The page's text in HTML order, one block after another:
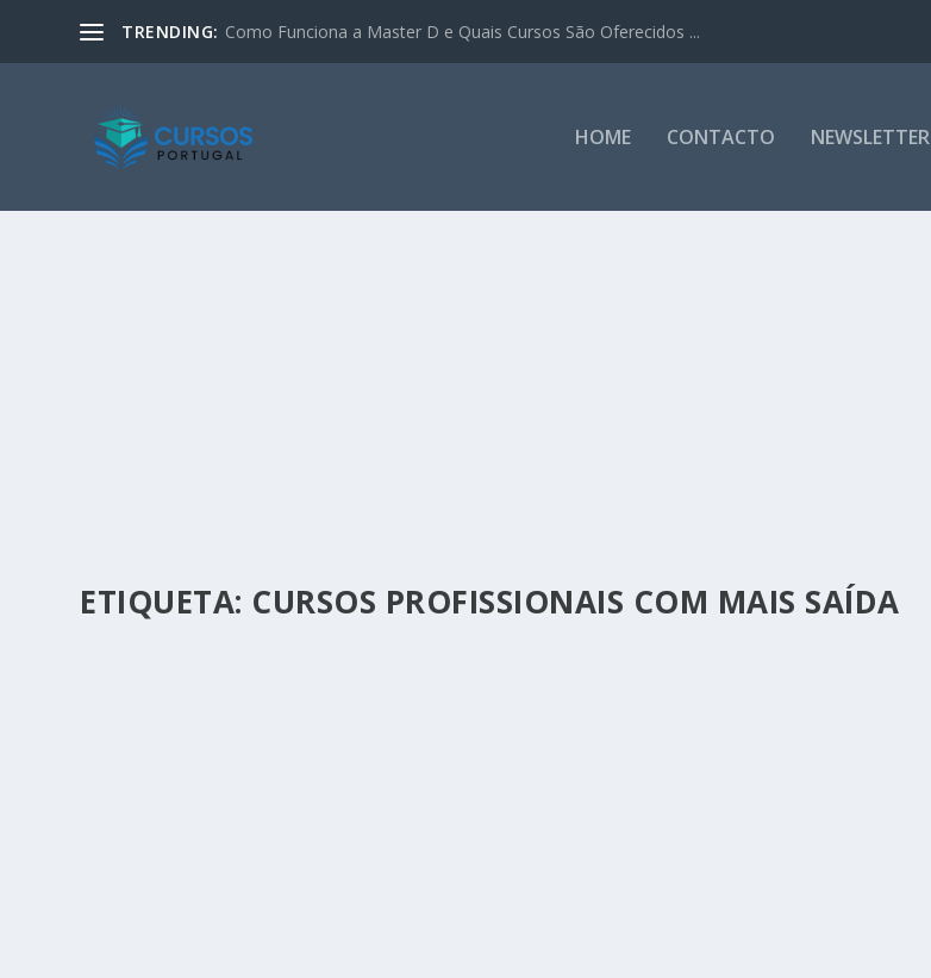
TRENDING: Como Funciona a Master D e Quais Cursos São Oferecidos ...
HOME CONTACTO NEWSLETTER
ETIQUETA: CURSOS PROFISSIONAIS COM MAIS SAÍDA